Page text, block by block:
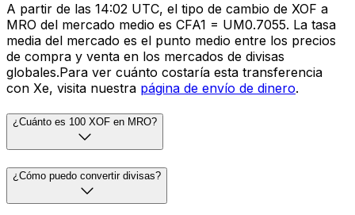
A partir de las 14:02 UTC, el tipo de cambio de XOF a
MRO del mercado medio es CFA1 = UM0.7055. La tasa
media del mercado es el punto medio entre los precios
de compra y venta en los mercados de divisas
globales.Para ver cuánto costaría esta transferencia
con Xe, visita nuestra página de envío de dinero.
¿Cuánto es 100 XOF en MRO?
¿Cómo puedo convertir divisas?